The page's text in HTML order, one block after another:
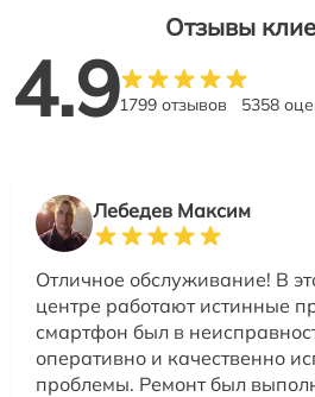
Отзывы
4.91799 отзывов 5358
Лебедев Максим
Отличное обслуживание! В
центре работают истинные
смартфон был в
оперативно и качественно
проблемы. Ремонт был